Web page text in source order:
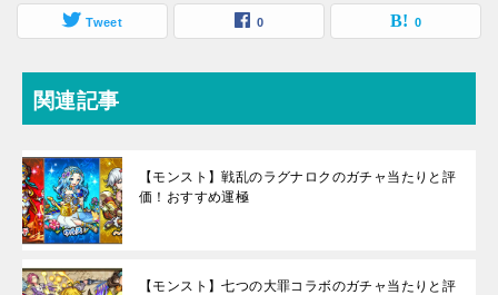
Tweet 0 0
関連記事
【モンスト】戦乱のラグナロクのガチャ当たりと評
価！おすすめ運極
【モンスト】七つの大罪コラボのガチャ当たりと評